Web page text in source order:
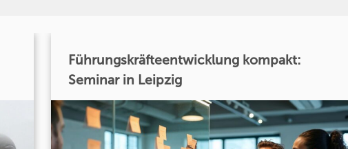
Führungskräfteentwicklung kompakt:
Seminar in Leipzig